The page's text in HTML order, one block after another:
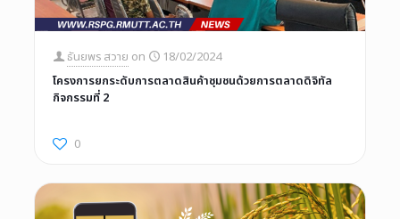
ธันยพร สวาย on
18/02/2024
โครงการยกระดับการตลาดสินค้าชุมชนด้วยการตลาดดิจิทัล
กิจกรรมที่ 2
0